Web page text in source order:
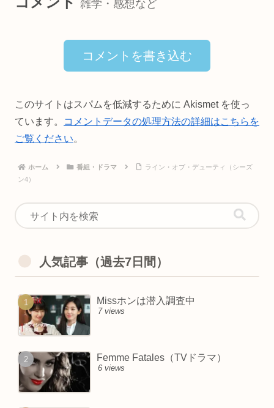
コメントを書き込む
このサイトはスパムを低減するために Akismet を使っ
ています。
コメントデータの処理方法の詳細はこちらを
ご覧ください。
ホーム 番組・ドラマ
ライン・オブ・デューティ（シーズ
ン4）
人気記事（過去7日間）
Missホンは潜入調査中
7 views
Femme Fatales（TVドラマ）
6 views